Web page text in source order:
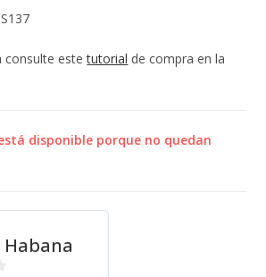
consulte estetutorial de compra en la
disponible porque no quedan